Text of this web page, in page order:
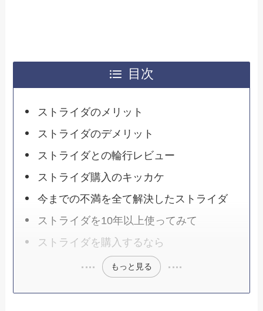
目次
ストライダのメリット
ストライダのデメリット
ストライダとの輪行レビュー
ストライダ購入のキッカケ
今までの不満を全て解決したストライダ
ストライダを10年以上使ってみて
ストライダを購入するなら
もっと見る